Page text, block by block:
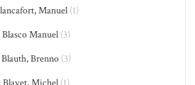
Manuel(1)
Blasco Manuel (3)
Blauth, Brenno (3)